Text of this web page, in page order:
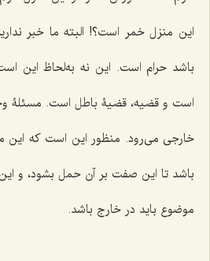
این منزل خمر است؟! البته ما خبر
باشد حرام است. این نه به‌لحاظ این
است و قضیه، قضیۀ باطل است. مسئلۀ
خارجی مى‌رود. منظور این است كه این
باشد تا این صفت بر آن حمل بشود، و
موضوع باید در خارج باشد.